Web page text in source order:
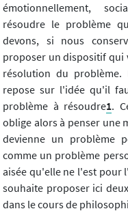
émotionnellement,
résoudre le problème
devons, si nous
proposer un dispositif qui
résolution du
repose sur l'idée qu'il
problème à résoudre1.
oblige alors à penser une
devienne un problème
comme un problème
aisée qu'elle ne l'est pour
souhaite proposer ici
dans le cours de